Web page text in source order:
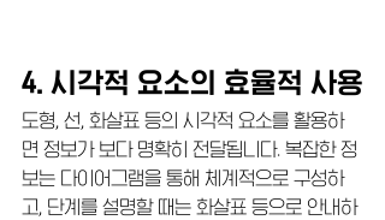
4. 시각적 요소의 효율적 사용
도형, 선, 화살표 등의 시각적 요소를 활용하
면 정보가 보다 명확히 전달됩니다. 복잡한 정
보는 다이어그램을 통해 체계적으로 구성하
고, 단계를 설명할 때는 화살표 등으로 안내하